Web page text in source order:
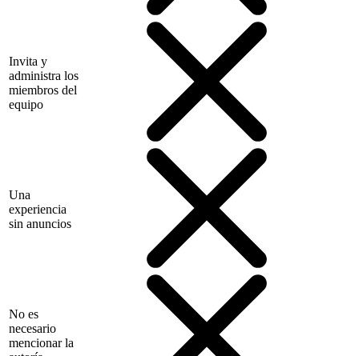
Invita y
administra los
miembros del
equipo
Una
experiencia
sin anuncios
No es
necesario
mencionar la